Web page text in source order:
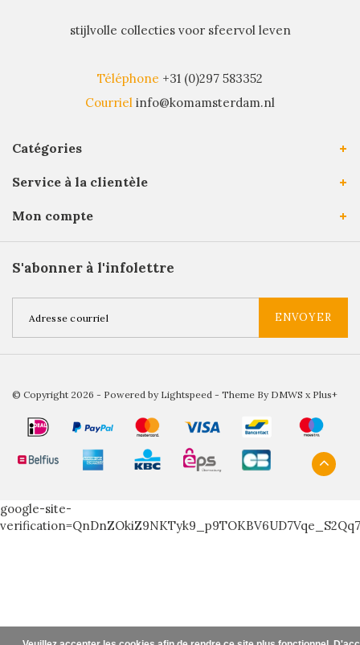
stijlvolle collecties voor sfeervol leven
Téléphone +31 (0)297 583352
Courriel info@komamsterdam.nl
Catégories
Service à la clientèle
Mon compte
S'abonner à l'infolettre
ENVOYER
© Copyright 2026 - Powered by Lightspeed - Theme By DMWS x Plus+
google-site-